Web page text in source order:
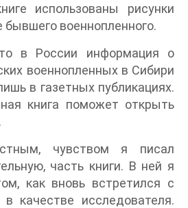
использованы рисунки
военнопленного.
в России информация о
военнопленных в Сибири
в газетных публикациях.
книга поможет открыть
чувством я писал
часть книги. В ней я
как вновь встретился с
качестве исследователя.